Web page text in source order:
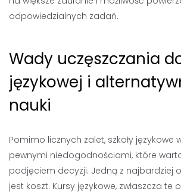
odpowiedzialnych zadań.
Wady uczęszczania
językowej i
nauki
Pomimo licznych zalet, szkoły językowe
pewnymi niedogodnościami, które
podjęciem decyzji. Jedną z najbardziej
jest koszt. Kursy językowe, zwłaszcza te